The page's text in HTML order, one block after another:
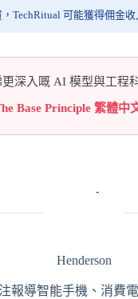
TechRitual 可能獲得佣金
深入嘅 AI 模型與工程
Base Principle 繁體中
Henderson
報導智能手機、消